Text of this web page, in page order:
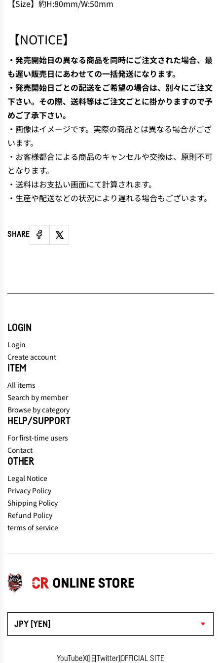
N
【Size】約H:80mm/W:50mm
【NOTICE】
・発売開始日の異なる商品を同時にご注文された場合、最
も遅い販売日にあわせての一括発送になります。
・発売開始日ごとの配送をご希望の場合は、別々にご注文
下さい。その際、送料等はご注文ごとに掛かりますので予
めご了承下さい。
・画像はイメージです。実際の商品とは異なる場合がござ
います。
・お客様都合による商品のキャンセルや交換は、原則不可
となります。
・送料はお支払い画面にて計算されます。
・生産や配送などの状況により遅れる場合もございます。
SHARE
JPY [YEN]
YouTubeX(旧Twitter)OFFICIAL SITE
LOGIN
Login
Create account
ITEM
All items
Search by member
Browse by category
HELP/SUPPORT
For first-time users
Contact
OTHER
Legal Notice
Privacy Policy
Shipping Policy
Refund Policy
terms of service